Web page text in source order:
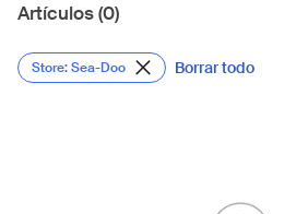
Artículos (0)
Store: Sea-Doo Borrar todo